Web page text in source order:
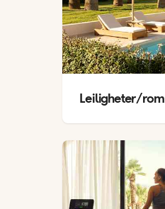
Leiligheter/rom